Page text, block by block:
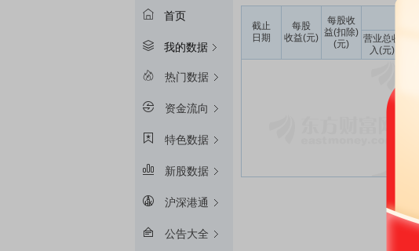
首页
我的数据
热门数据
资金流向
特色数据
新股数据
沪深港通
公告大全
截止
日期
每股
收益(元)
每股收
益(扣除)
(元)
营业总收
入(元)